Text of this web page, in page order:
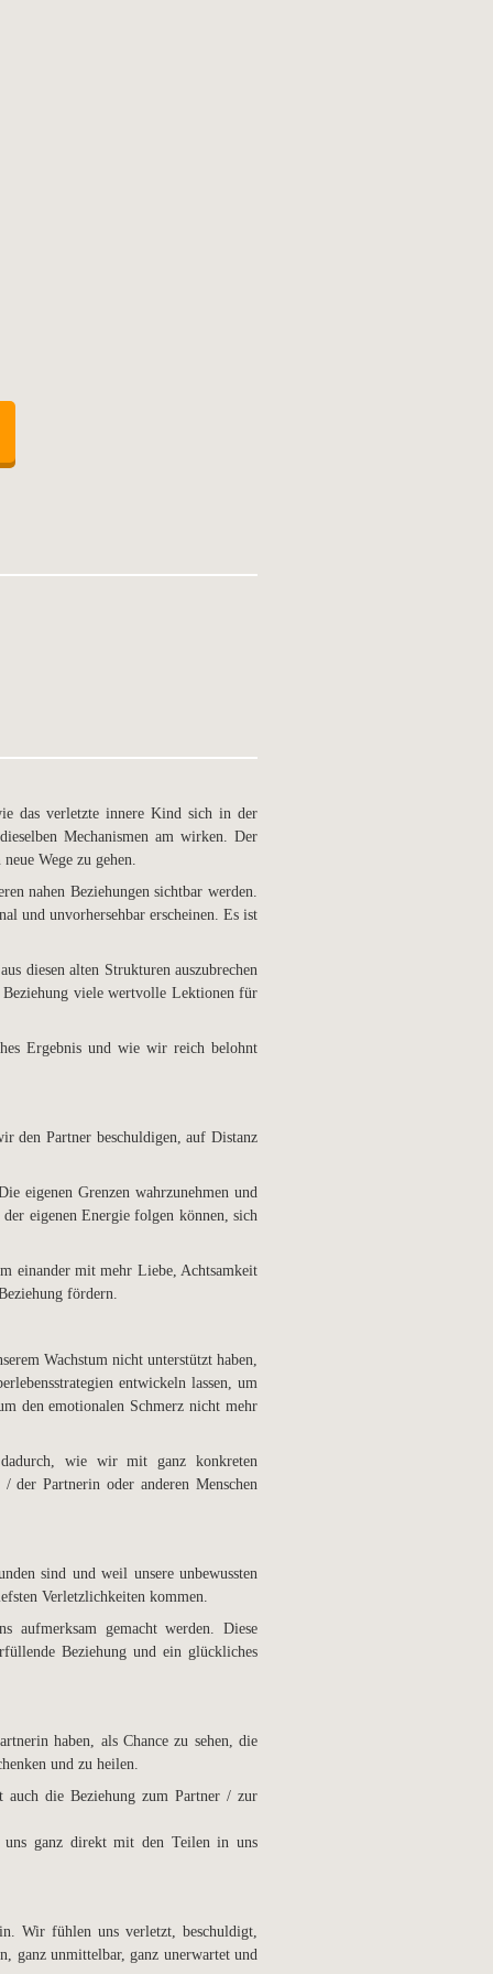
das verletzte innere Kind sich in der
Mechanismen am wirken. Der
Wege zu gehen.
nahen Beziehungen sichtbar werden.
und unvorhersehbar erscheinen. Es ist
diesen alten Strukturen auszubrechen
Beziehung viele wertvolle Lektionen für
Ergebnis und wie wir reich belohnt
den Partner beschuldigen, auf Distanz
eigenen Grenzen wahrzunehmen und
eigenen Energie folgen können, sich
einander mit mehr Liebe, Achtsamkeit
fördern.
Wachstum nicht unterstützt haben,
entwickeln lassen, um
den emotionalen Schmerz nicht mehr
wie wir mit ganz konkreten
der Partnerin oder anderen Menschen
sind und weil unsere unbewussten
Verletzlichkeiten kommen.
aufmerksam gemacht werden. Diese
Beziehung und ein glückliches
haben, als Chance zu sehen, die
und zu heilen.
auch die Beziehung zum Partner / zur
uns ganz direkt mit den Teilen in uns
Wir fühlen uns verletzt, beschuldigt,
ganz unmittelbar, ganz unerwartet und